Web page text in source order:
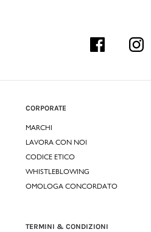
CORPORATE
MARCHI
LAVORA CON NOI
CODICE ETICO
WHISTLEBLOWING
OMOLOGA CONCORDATO
TERMINI & CONDIZIONI